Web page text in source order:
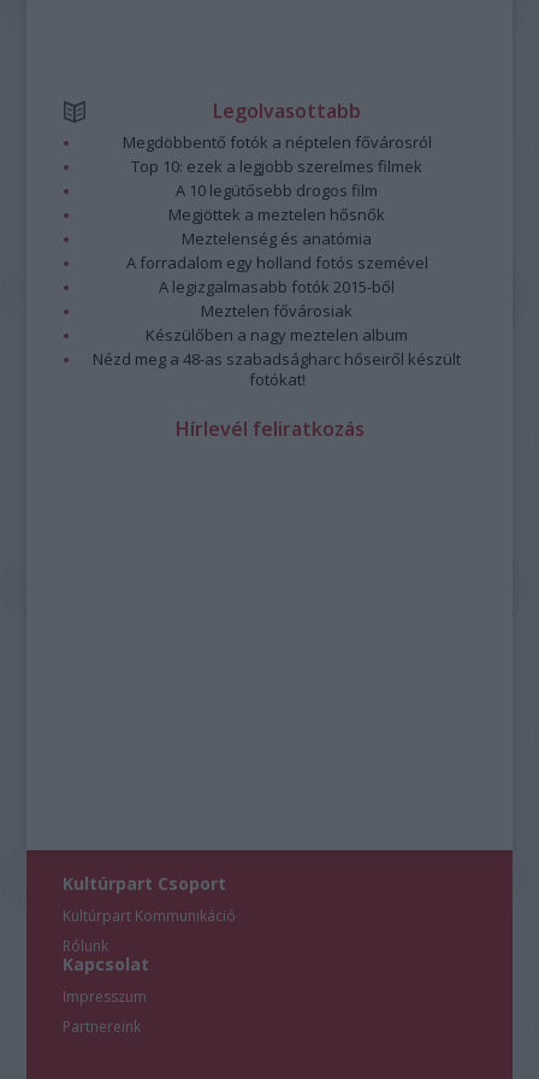
Legolvasottabb
Megdöbbentő fotók a néptelen fővárosról
Top 10: ezek a legjobb szerelmes filmek
A 10 legütősebb drogos film
Megjöttek a meztelen hősnők
Meztelenség és anatómia
A forradalom egy holland fotós szemével
A legizgalmasabb fotók 2015-ből
Meztelen fővárosiak
Készülőben a nagy meztelen album
Nézd meg a 48-as szabadságharc hőseiről készült
fotókat!
Hírlevél feliratkozás
Kultúrpart Csoport
Kultúrpart Kommunikáció
Rólunk
Kapcsolat
Impresszum
Partnereink